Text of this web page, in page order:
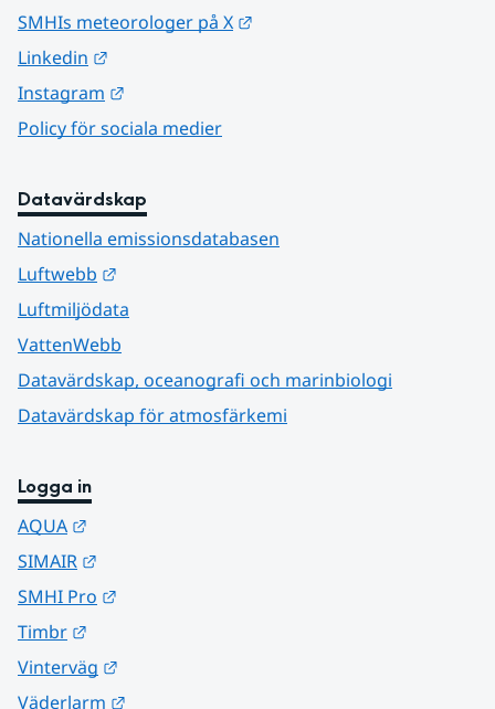
SMHIs meteorologer på X
Linkedin
Instagram
Policy för sociala medier
Datavärdskap
Nationella emissionsdatabasen
Luftwebb
Luftmiljödata
VattenWebb
Datavärdskap, oceanografi och marinbiologi
Datavärdskap för atmosfärkemi
Logga in
AQUA
SIMAIR
SMHI Pro
Timbr
Vinterväg
Väderlarm